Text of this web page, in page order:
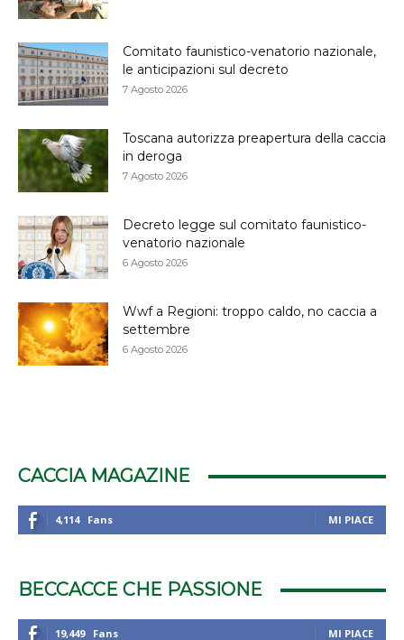
Comitato faunistico-venatorio nazionale,
le anticipazioni sul decreto
7 Agosto 2026
Toscana autorizza preapertura della caccia
in deroga
7 Agosto 2026
Decreto legge sul comitato faunistico-
venatorio nazionale
6 Agosto 2026
Wwf a Regioni: troppo caldo, no caccia a
settembre
6 Agosto 2026
CACCIA MAGAZINE
4,114 Fans MI PIACE
BECCACCE CHE PASSIONE
19,449 Fans MI PIACE